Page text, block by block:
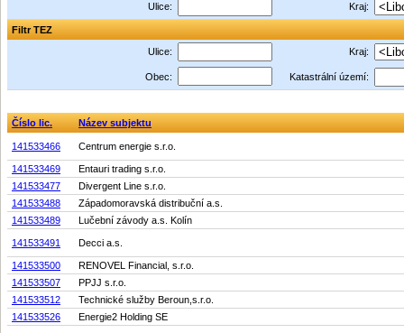
Ulice: Kraj:
Filtr TEZ
Ulice:
Kraj:
Obec: Katastrální území:
Číslo lic. Název subjektu
141533466 Centrum energie s.r.o.
141533469
Entauri trading s.r.o.
141533477
Divergent Line s.r.o.
141533488
Západomoravská distribuční a.s.
141533489
Lučební závody a.s. Kolín
141533491 Decci a.s.
141533500
RENOVEL Financial, s.r.o.
141533507
PPJJ s.r.o.
141533512
Technické služby Beroun,s.r.o.
141533526
Energie2 Holding SE